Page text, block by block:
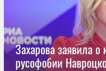
Захарова заявила о
русофобии